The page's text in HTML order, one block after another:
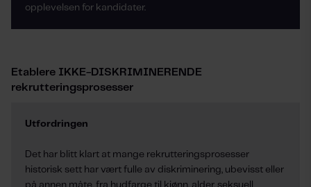
opplevelsen for kandidater.
Etablere IKKE-DISKRIMINERENDE
rekrutteringsprosesser
Utfordringen
Det har blitt klart at mange rekrutteringsprosesser
historisk sett har vært fulle av diskriminering, ubevisst eller
på annen måte, fra hudfarge til kjønn, alder, seksuell